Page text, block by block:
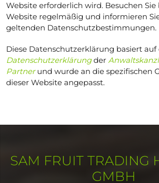
Website erforderlich wird. Besuchen
Website regelmäßig und informieren
geltenden Datenschutzbestimmungen.
Diese Datenschutzerklärung basiert auf
Datenschutzerklärungder
Partnerund wurde an die spezifischen
dieser Website angepasst.
SAM FRUIT TRADING
GMBH